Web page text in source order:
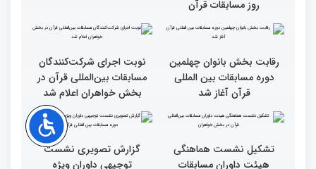
قرآن
طنینی به وسعت یک جهان/
گزارش توصیفی و حاشیه
نگاری از حال و هوای اولین
روز مسابقات قرآن
جزئیات اولین روز رقابت
بخش بانوان مسابقات
بین‌المللی قرآن کریم